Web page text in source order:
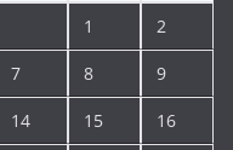
1 2
7 8 9
14 15 16